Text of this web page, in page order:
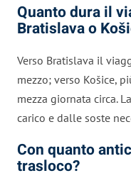
Quanto dura il
Bratislava o
Verso Bratislava il
mezzo; verso Košice,
mezza giornata circa.
carico e dalle soste
Con quanto
trasloco?